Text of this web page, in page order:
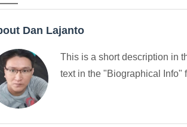
Dan Lajanto
This is a short description in
text in the "Biographical Info"